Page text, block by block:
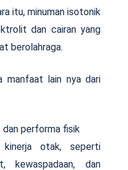
itu, minuman isotonik
dan cairan yang
berolahraga.
manfaat lain nya dari
performa fisik
kinerja otak, seperti
kewaspadaan, dan